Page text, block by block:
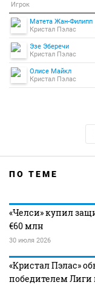
Игрок
Матета Жан-Филипп
Кристал Пэлас
Эзе Эберечи
Кристал Пэлас
Олисе Майкл
Кристал Пэлас
ПО ТЕМЕ
«Челси» купил
€60 млн
30 июля 2026
«Кристал Пэлас»
победителем